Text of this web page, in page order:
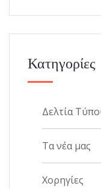
Κατηγορίες
Δελτία
Τα νέα μας
Χορηγίες